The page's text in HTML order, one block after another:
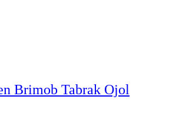
Brimob Tabrak Ojol